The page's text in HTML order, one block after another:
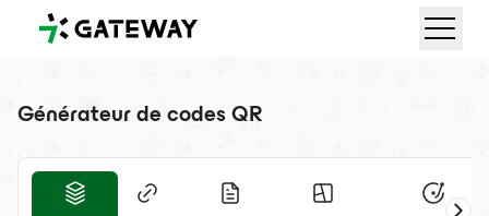
QRGateway
Générateur de codes QR